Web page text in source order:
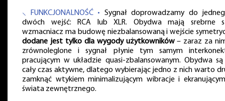
⸜ FUNKCJONALNOŚĆ • Sygnał doprowadzamy do
dwóch wejść: RCA lub XLR. Obydwa mają srebrne
wzmacniacz ma budowę niezbalansowaną i wejście
dodane jest tylko dla wygody użytkowników– zaraz za
zrównoleglone i sygnał płynie tym samym
pracującym w układzie quasi-zbalansowanym. Obydwa
cały czas aktywne, dlatego wybierając jedno z nich warto
zamknąć wtykiem minimalizującym wibracje i
świata zewnętrznego.